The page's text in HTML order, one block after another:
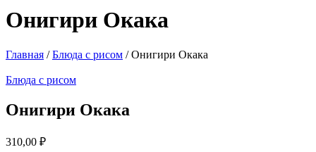
Онигири Окака
Главная /Блюда с рисом / Онигири Окака
Блюда с рисом
Онигири Окака
310,00 ₽